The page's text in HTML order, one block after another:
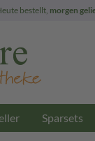
bestellt, morgen
Sparsets